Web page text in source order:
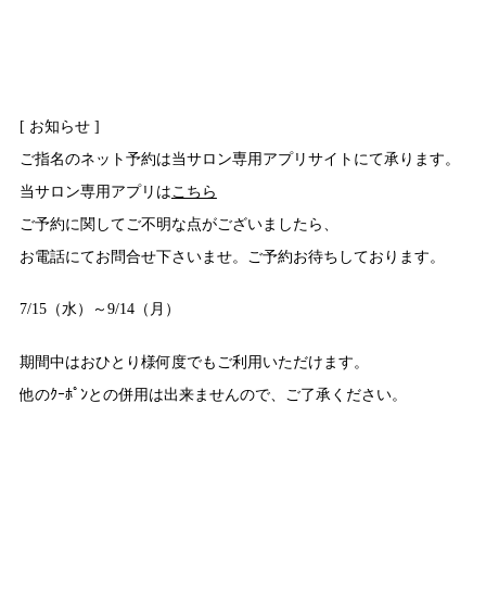
[ お知らせ ]
ご指名のネット予約は当サロン専用アプリサイトにて承ります。
当サロン専用アプリはこちら
ご予約に関してご不明な点がございましたら、
お電話にてお問合せ下さいませ。ご予約お待ちしております。
7/15（水）～9/14（月）
期間中はおひとり様何度でもご利用いただけます。
他のｸｰﾎﾟﾝとの併用は出来ませんので、ご了承ください。